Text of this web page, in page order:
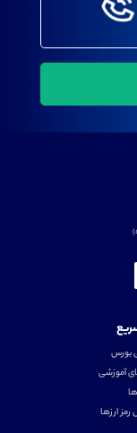
بورس
آموزشی
ارزها